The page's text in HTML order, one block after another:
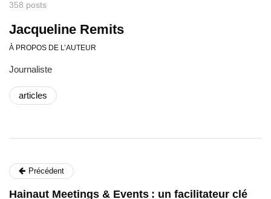
358 posts
Jacqueline Remits
À PROPOS DE L’AUTEUR
Journaliste
articles
Précédent
Hainaut Meetings & Events : un facilitateur clé